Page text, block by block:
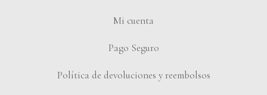
Mi cuenta
Pago Seguro
Política de devoluciones y reembolsos